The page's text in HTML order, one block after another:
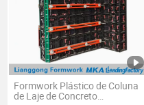
Formwork Plástico de Coluna
de Laje de Concreto